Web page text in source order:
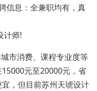
信息：全兼职均有，真
计师!
市消费、课程专业度等
元至20000元，省
，但目前苏州天琥设计